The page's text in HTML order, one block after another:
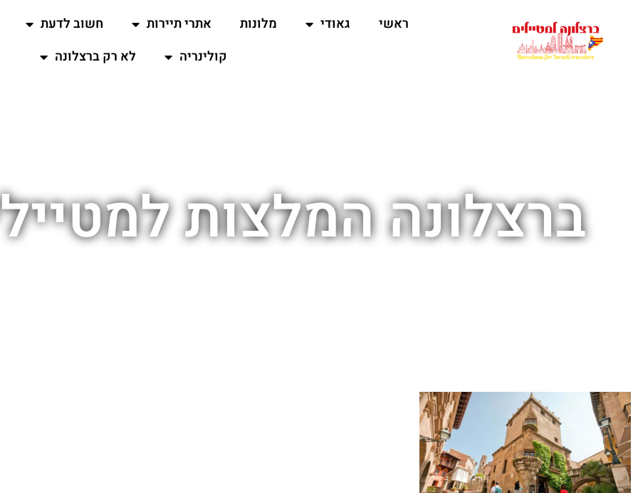
ראשי גאודי מלונות אתרי תיירות חשוב לדעת
קולינריה
לא רק ברצלונה
ברצלונה המלצות